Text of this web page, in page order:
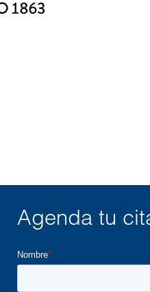
Agenda tu